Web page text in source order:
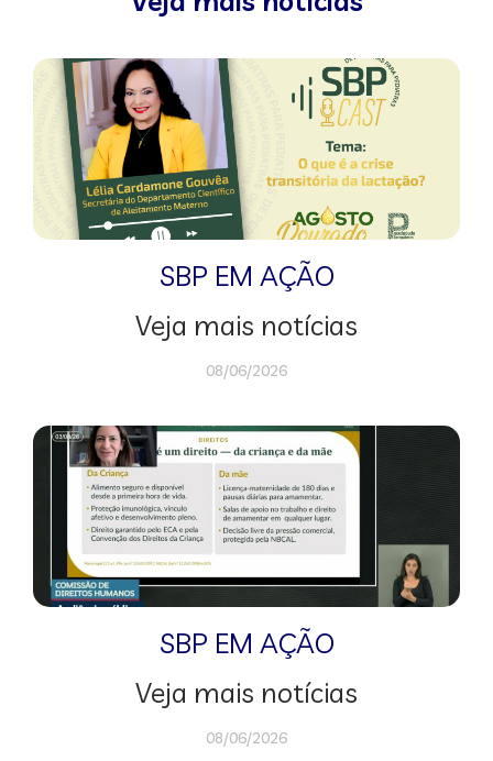
SBP EM AÇÃO
Veja mais notícias
08/06/2026
SBP EM AÇÃO
Veja mais notícias
08/06/2026